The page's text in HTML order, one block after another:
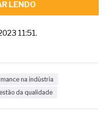
LENDO
11:51.
na indústria
da qualidade